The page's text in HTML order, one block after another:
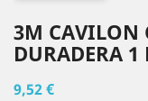
3M CAVILON
DURADERA 1
9,52 €